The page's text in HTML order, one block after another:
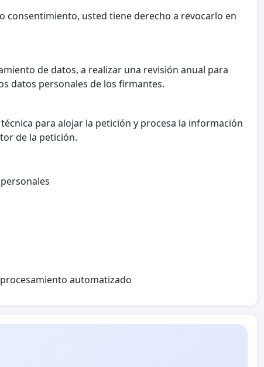
consentimiento, usted tiene derecho a revocarlo en
de datos, a realizar una revisión anual para
datos personales de los firmantes.
para alojar la petición y procesa la información
de la petición.
automatizado